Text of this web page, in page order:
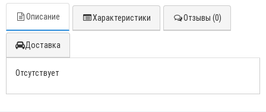
Описание Характеристики Отзывы (0)
Доставка
Отсутствует